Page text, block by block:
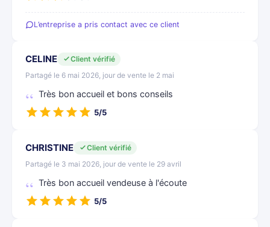
L’entreprise a pris contact avec ce client
CELINE
Client vérifié
Partagé le 6 mai 2026, jour de vente le 2 mai
Très bon accueil et bons conseils
5/5
CHRISTINE
Client vérifié
Partagé le 3 mai 2026, jour de vente le 29 avril
Très bon accueil vendeuse à l'écoute
5/5